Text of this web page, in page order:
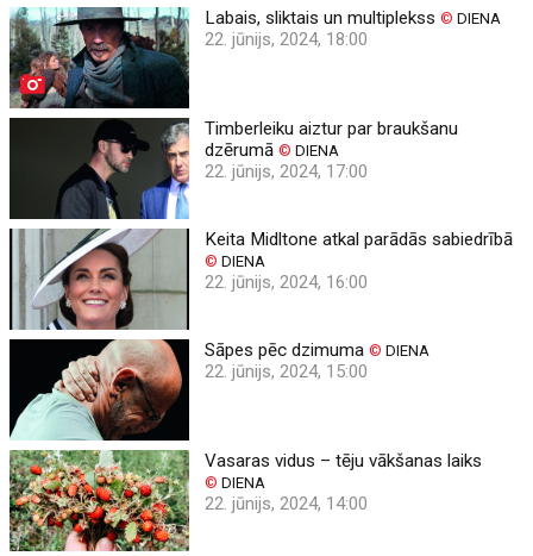
Labais, sliktais un multiplekss© DIENA
22. jūnijs, 2024, 18:00
Timberleiku aiztur par braukšanu
dzērumā© DIENA
22. jūnijs, 2024, 17:00
Keita Midltone atkal parādās sabiedrībā
© DIENA
22. jūnijs, 2024, 16:00
Sāpes pēc dzimuma© DIENA
22. jūnijs, 2024, 15:00
Vasaras vidus – tēju vākšanas laiks
© DIENA
22. jūnijs, 2024, 14:00